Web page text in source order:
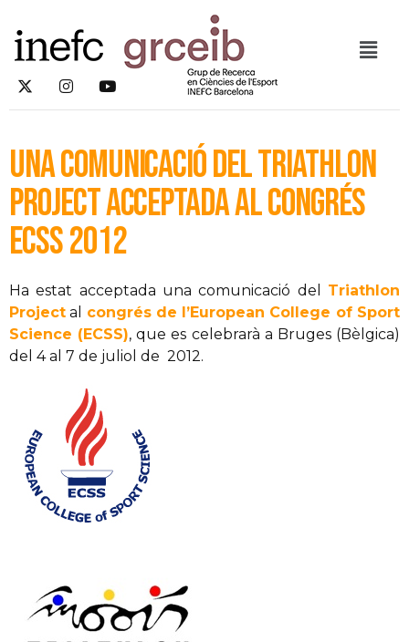
Una comunicació del Triathlon
Project acceptada al congrés
ECSS 2012
Ha estat acceptada una comunicació del Triathlon
Project al congrés de l’European College of Sport
Science (ECSS), que es celebrarà a Bruges (Bèlgica)
del 4 al 7 de juliol de 2012.